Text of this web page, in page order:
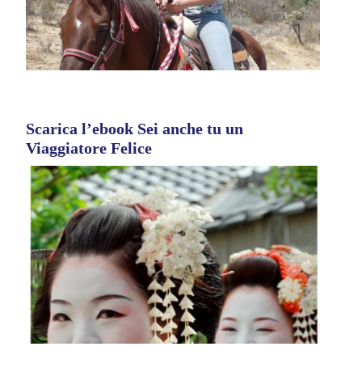
Scarica l’ebook Sei anche tu un
Viaggiatore Felice